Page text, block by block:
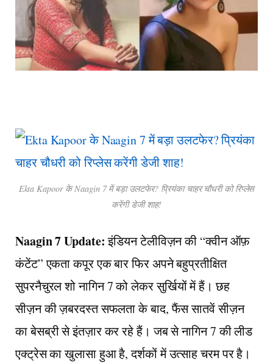
Ekta Kapoor के Naagin 7 में बड़ा उलटफेर? प्रियंका चाहर चौधरी को रिप्लेस
करेंगी डेजी शाह!
Naagin 7 Update:इंडियन टेलीविज़न की “क्वीन ऑफ़
कंटेंट” एकता कपूर एक बार फिर अपने बहुप्रतीक्षित
सुपरनैचुरल शो नागिन 7 को लेकर सुर्खियों में हैं। छह
सीज़न की ज़बरदस्त सफलता के बाद, फैंस सातवें सीज़न
का बेसब्री से इंतज़ार कर रहे हैं। जब से नागिन 7 की लीड
एक्ट्रेस का खुलासा हुआ है, दर्शकों में उत्साह चरम पर है।